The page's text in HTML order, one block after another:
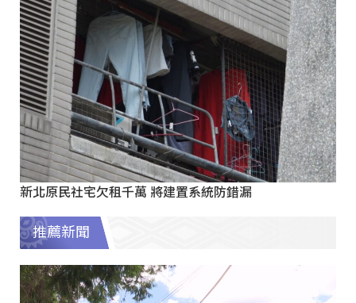
新北原民社宅欠租千萬 將建置系統防錯漏
推薦新聞